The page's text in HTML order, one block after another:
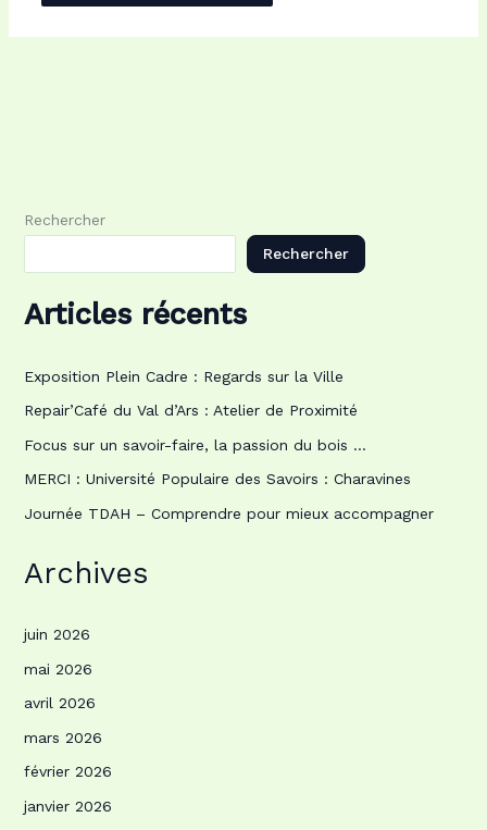
Rechercher
Rechercher
Articles récents
Exposition Plein Cadre : Regards sur la Ville
Repair’Café du Val d’Ars : Atelier de Proximité
Focus sur un savoir-faire, la passion du bois …
MERCI : Université Populaire des Savoirs : Charavines
Journée TDAH – Comprendre pour mieux accompagner
Archives
juin 2026
mai 2026
avril 2026
mars 2026
février 2026
janvier 2026